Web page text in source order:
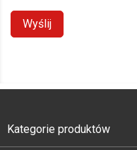
Wyślij
Kategorie produktów